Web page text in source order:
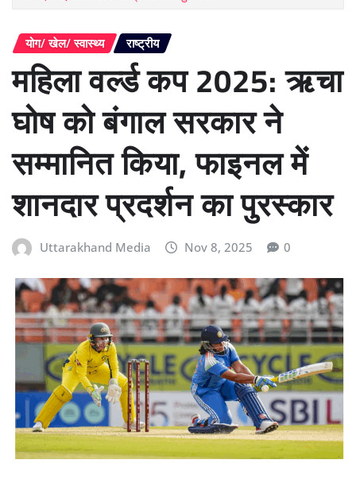
योग/ खेल/ स्वास्थ्य राष्ट्रीय
महिला वर्ल्ड कप 2025: ऋचा
घोष को बंगाल सरकार ने
सम्मानित किया, फाइनल में
शानदार प्रदर्शन का पुरस्कार
Uttarakhand Media Nov 8, 2025 0